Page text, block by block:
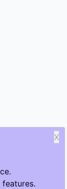
X
and cleaner